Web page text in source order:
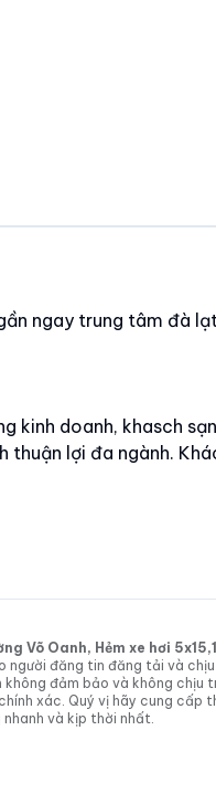
ngay trung tâm đà
kinh doanh, khasch
thuận lợi đa ngành.
Võ Oanh, Hẻm xe hơi
người đăng tin đăng tải và
đảm bảo và không
xác. Quý vị hãy cung
và kịp thời nhất.